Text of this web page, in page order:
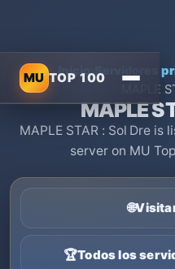
MU TOP 100
Inicio›Servidores
MAPLE
MAPLE
MAPLE STAR : Sol Dre
server on MU
🌐
🏆Todos los